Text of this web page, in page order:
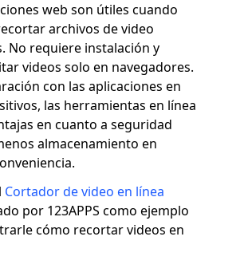
web son útiles cuando
archivos de video
No requiere instalación y
videos solo en navegadores.
con las aplicaciones en
las herramientas en línea
en cuanto a seguridad
almacenamiento en
Cortador de video en línea
por 123APPS como ejemplo
cómo recortar videos en